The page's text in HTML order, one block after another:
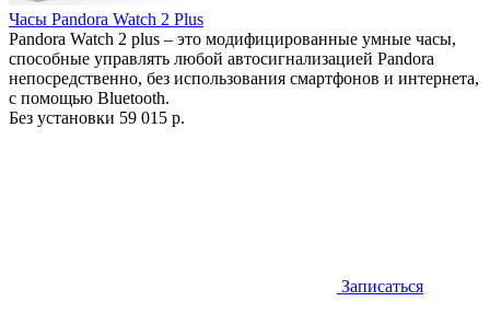
Часы Pandora Watch 2 Plus
Pandora Watch 2 plus – это модифицированные умные часы,
способные управлять любой автосигнализацией Pandora
непосредственно, без использования смартфонов и интернета,
с помощью Bluetooth.
Без установки 59 015 р.
Записаться